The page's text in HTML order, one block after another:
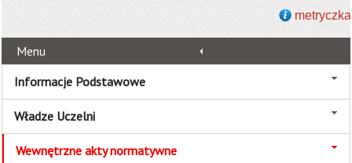
metryczka
Menu
Informacje Podstawowe
Władze Uczelni
Wewnętrzne akty normatywne